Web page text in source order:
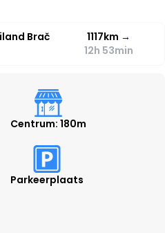
Brač 1117km →
12h 53min
Centrum: 180m
Parkeerplaats